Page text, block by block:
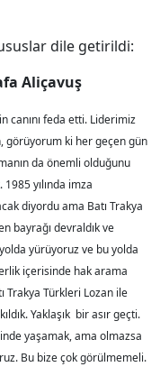
dile getirildi:
Aliçavuş
canını feda etti. Liderimiz
görüyorum ki her geçen gün
da önemli olduğunu
yılında imza
diyordu ama Batı Trakya
bayrağı devraldık ve
yürüyoruz ve bu yolda
içerisinde hak arama
Trakya Türkleri Lozan ile
Yaklaşık bir asır geçti.
yaşamak, ama olmazsa
Bu bize çok görülmemeli.